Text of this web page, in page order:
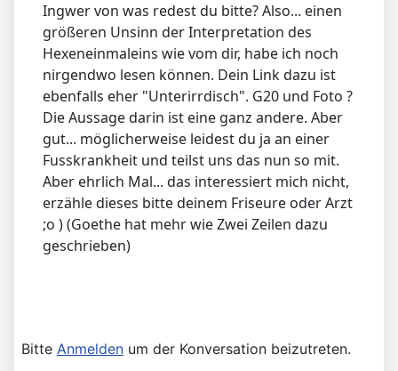
Ingwer von was redest du bitte? Also... einen
größeren Unsinn der Interpretation des
Hexeneinmaleins wie vom dir, habe ich noch
nirgendwo lesen können. Dein Link dazu ist
ebenfalls eher "Unterirrdisch". G20 und Foto ?
Die Aussage darin ist eine ganz andere. Aber
gut... möglicherweise leidest du ja an einer
Fusskrankheit und teilst uns das nun so mit.
Aber ehrlich Mal... das interessiert mich nicht,
erzähle dieses bitte deinem Friseure oder Arzt
;o ) (Goethe hat mehr wie Zwei Zeilen dazu
geschrieben)
Bitte Anmelden um der Konversation beizutreten.